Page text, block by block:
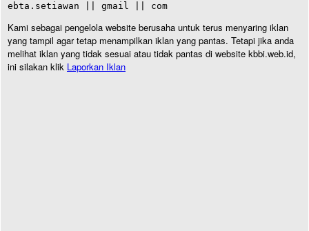
ebta.setiawan || gmail || com
Kami sebagai pengelola website berusaha untuk terus menyaring iklan
yang tampil agar tetap menampilkan iklan yang pantas. Tetapi jika anda
melihat iklan yang tidak sesuai atau tidak pantas di website kbbi.web.id,
ini silakan klik Laporkan Iklan